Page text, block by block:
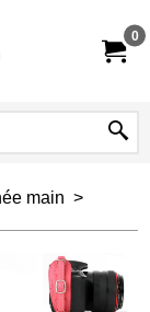
0
main >